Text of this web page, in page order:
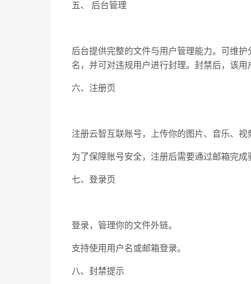
五、 后台管理
后台提供完整的文件与用户管理能力。可维
名，并可对违规用户进行封理。封禁后，该
六、注册页
注册云智互联账号，上传你的图片、音乐、视
为了保障账号安全，注册后需要通过邮箱完成
七、登录页
登录，管理你的文件外链。
支持使用用户名或邮箱登录。
八、封禁提示